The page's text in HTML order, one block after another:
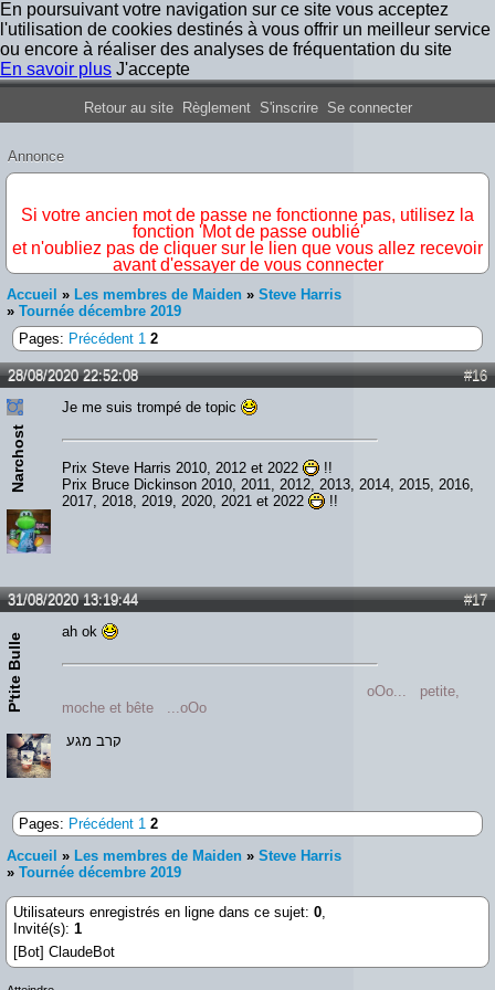
En poursuivant votre navigation sur ce site vous acceptez
l'utilisation de cookies destinés à vous offrir un meilleur service
ou encore à réaliser des analyses de fréquentation du site
En savoir plus J'accepte
Forum Iron Maiden France
Retour au site Règlement S'inscrire Se connecter
Annonce
Si votre ancien mot de passe ne fonctionne pas, utilisez la
fonction 'Mot de passe oublié'
et n'oubliez pas de cliquer sur le lien que vous allez recevoir
avant d'essayer de vous connecter
Accueil » Les membres de Maiden » Steve Harris
» Tournée décembre 2019
Pages: Précédent 1 2
#16
28/08/2020 22:52:08
Narchost
Je me suis trompé de topic
Prix Steve Harris 2010, 2012 et 2022
!!
Prix Bruce Dickinson 2010, 2011, 2012, 2013, 2014, 2015, 2016,
2017, 2018, 2019, 2020, 2021 et 2022
!!
#17
31/08/2020 13:19:44
P'tite Bulle
ah ok
oOo... petite,
moche et bête ...oOo
קרב מגע
Pages: Précédent 1 2
Accueil » Les membres de Maiden » Steve Harris
» Tournée décembre 2019
Utilisateurs enregistrés en ligne dans ce sujet: 0
Invité(s): 1
[Bot] ClaudeBot